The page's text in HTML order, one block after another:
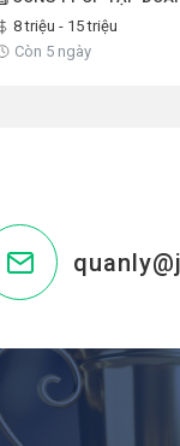
8 triệu - 15 triệu
Còn 5 ngày